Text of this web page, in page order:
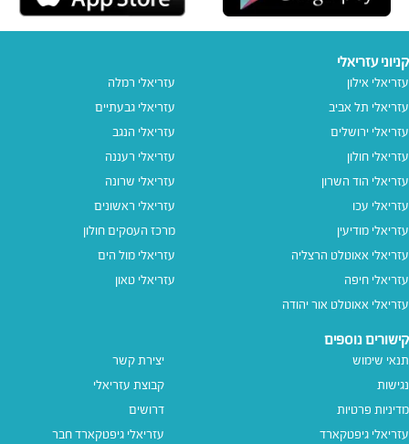
קניוני עזריאלי
עזריאלי אילון
עזריאלי תל אביב
עזריאלי ירושלים
עזריאלי חולון
עזריאלי הוד השרון
עזריאלי עכו
עזריאלי מודיעין
עזריאלי אאוטלט הרצליה
עזריאלי חיפה
עזריאלי אאוטלט אור יהודה
עזריאלי רמלה
עזריאלי גבעתיים
עזריאלי הנגב
עזריאלי רעננה
עזריאלי שרונה
עזריאלי ראשונים
מרכז העסקים חולון
עזריאלי מול הים
עזריאלי טאון
קישורים נוספים
תנאי שימוש
נגישות
מדיניות פרטיות
עזריאלי גיפטקארד
יצירת קשר
קבוצת עזריאלי
דרושים
עזריאלי גיפטקארד חבר‎